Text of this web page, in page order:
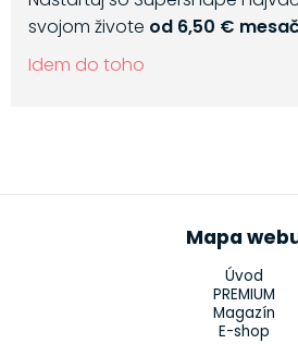
svojom živote od 6,50 €
Idem do toho
Mapa
Úvod
PREMIUM
Magazín
E-shop